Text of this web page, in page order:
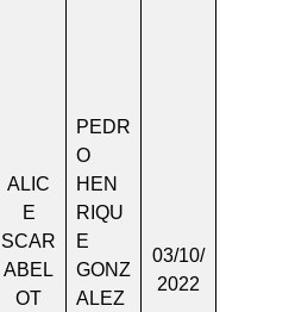
ALIC
E
SCAR
ABEL
OT
PEDR
O
HEN
RIQU
E
GONZ
ALEZ
03/10/
2022